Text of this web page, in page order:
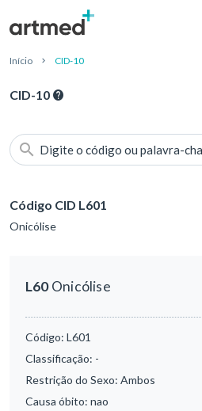
Início CID-10
CID-10
Digite o código ou palavra-
Código CID L601
Onicólise
L60Onicólise
Código: L601
Classificação: -
Restrição do Sexo: Ambos
Causa óbito: nao